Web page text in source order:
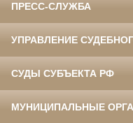
ПРЕСС-СЛУЖБА
УПРАВЛЕНИЕ
СУДЫ СУБЪЕКТА РФ
МУНИЦИПАЛЬНЫЕ